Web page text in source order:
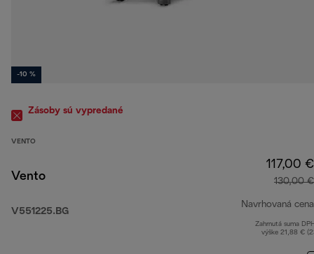
-10 %
Zásoby sú vypredané
VENTO
Vento
V551225.BG
117,00 €
130,00 €
Navrhovaná cena
Zahrnutá suma
výške 21,88 €